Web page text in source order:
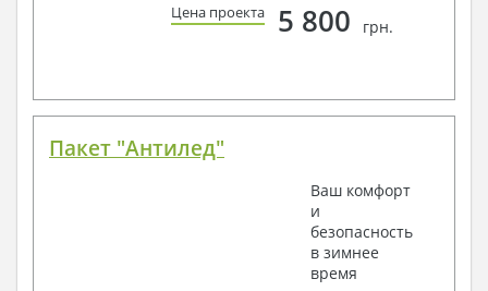
Цена проекта 5 800 грн.
Пакет "Антилед"
Ваш комфорт
и
безопасность
в зимнее
время